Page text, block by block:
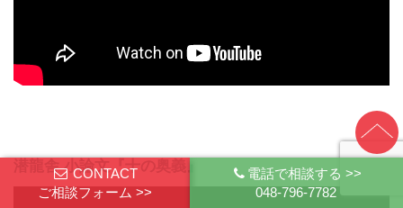
CONTACT
ご相談フォーム >>
電話で相談する >>
048-796-7782
潜龍舎 小論文『十の奥義』